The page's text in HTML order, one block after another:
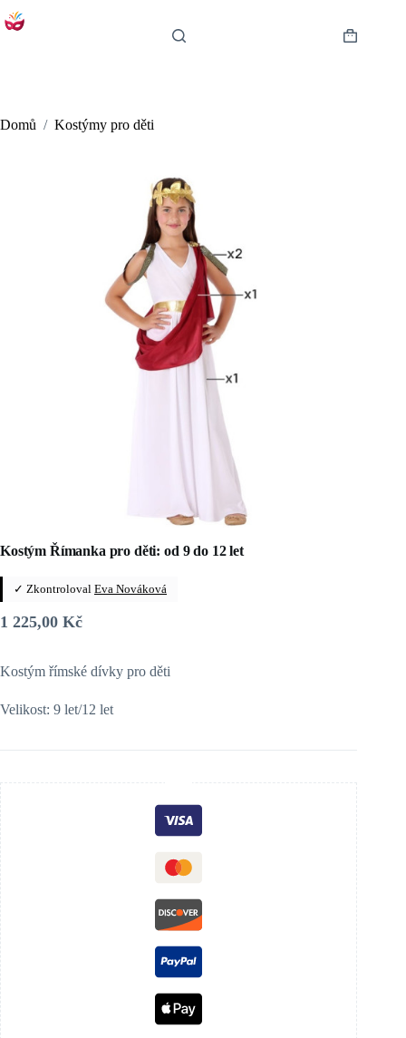
to
Shopping
Domů / Kostýmy pro děti
Kostým Římanka pro děti: od 9 do 12 let
✓ Zkontroloval Eva Nováková
1 225,00 Kč
Kostým římské dívky pro děti
Velikost: 9 let/12 let